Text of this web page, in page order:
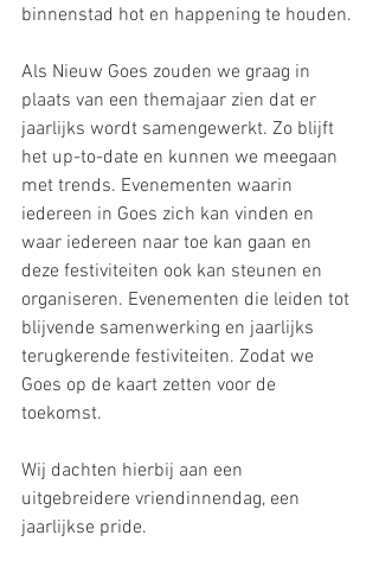
binnenstad hot en happening te houden.
Als Nieuw Goes zouden we graag in
plaats van een themajaar zien dat er
jaarlijks wordt samengewerkt. Zo blijft
het up-to-date en kunnen we meegaan
met trends. Evenementen waarin
iedereen in Goes zich kan vinden en
waar iedereen naar toe kan gaan en
deze festiviteiten ook kan steunen en
organiseren. Evenementen die leiden tot
blijvende samenwerking en jaarlijks
terugkerende festiviteiten. Zodat we
Goes op de kaart zetten voor de
toekomst.
Wij dachten hierbij aan een
uitgebreidere vriendinnendag, een
jaarlijkse pride.